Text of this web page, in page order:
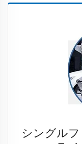
シングル